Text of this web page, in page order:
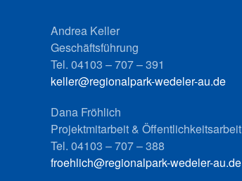
Andrea Keller
Geschäftsführung
Tel. 04103 – 707 – 391
keller@regionalpark-wedeler-au.de
Dana Fröhlich
Projektmitarbeit & Öffentlichkeitsarbeit
Tel. 04103 – 707 – 388
froehlich@regionalpark-wedeler-au.de